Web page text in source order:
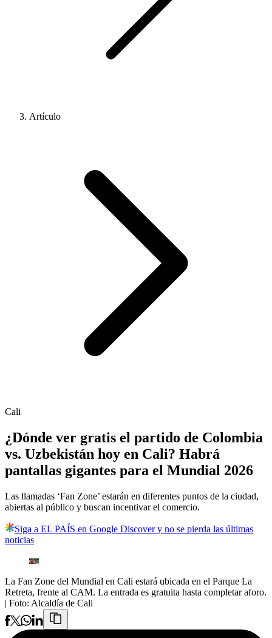
Artículo
Cali
¿Dónde ver gratis el partido de Colombia
vs. Uzbekistán hoy en Cali? Habrá
pantallas gigantes para el Mundial 2026
Las llamadas ‘Fan Zone’ estarán en diferentes puntos de la ciudad,
abiertas al público y buscan incentivar el comercio.
Siga a EL PAÍS en Google Discover y no se pierda las últimas
noticias
La Fan Zone del Mundial en Cali estará ubicada en el Parque La
Retreta, frente al CAM. La entrada es gratuita hasta completar aforo.
| Foto: Alcaldía de Cali